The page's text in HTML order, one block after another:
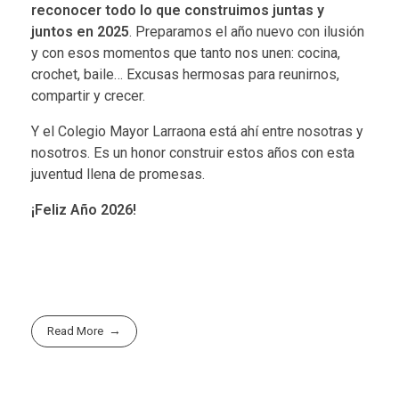
reconocer todo lo que construimos juntas y
juntos en 2025. Preparamos el año nuevo con ilusión
y con esos momentos que tanto nos unen: cocina,
crochet, baile… Excusas hermosas para reunirnos,
compartir y crecer.
Y el Colegio Mayor Larraona está ahí entre nosotras y
nosotros. Es un honor construir estos años con esta
juventud llena de promesas.
¡Feliz Año 2026!
Read More